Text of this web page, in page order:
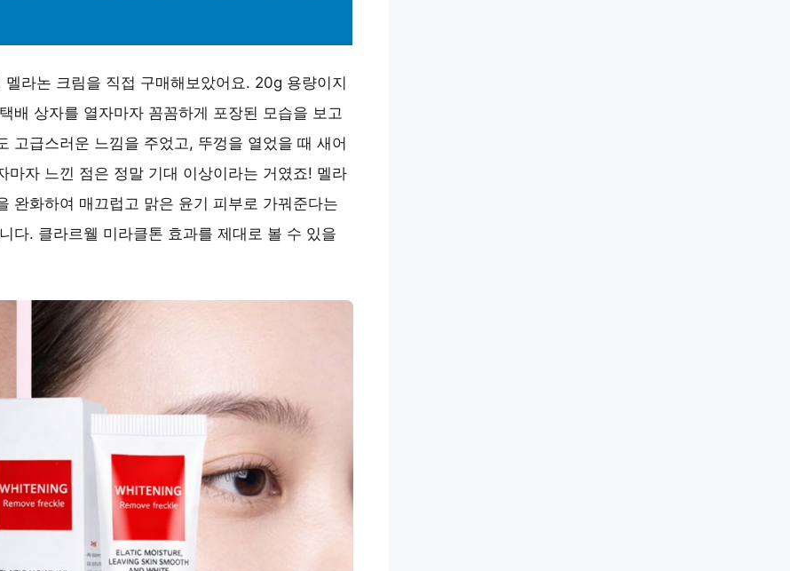
라논 크림을 직접 구매해보았어요. 20g 용량이지
배 상자를 열자마자 꼼꼼하게 포장된 모습을 보고
고급스러운 느낌을 주었고, 뚜껑을 열었을 때 새어
자 느낀 점은 정말 기대 이상이라는 거였죠! 멜라
완화하여 매끄럽고 맑은 윤기 피부로 가꿔준다는
다. 클라르웰 미라클톤 효과를 제대로 볼 수 있을